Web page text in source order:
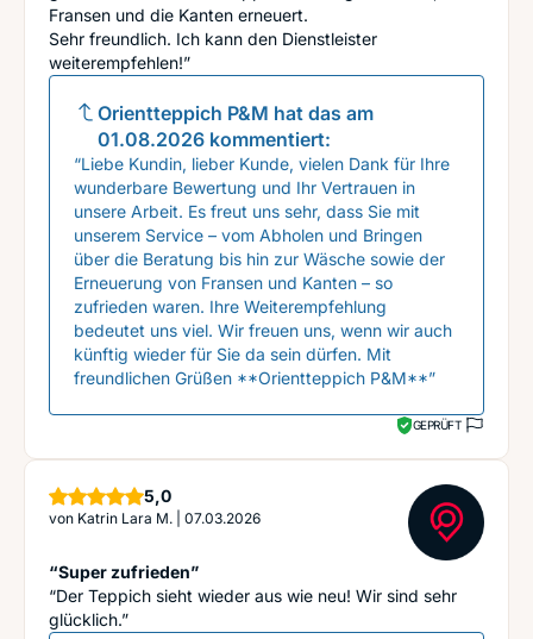
Fransen und die Kanten erneuert.
Sehr freundlich. Ich kann den Dienstleister
weiterempfehlen!”
Orientteppich P&M hat das am
01.08.2026 kommentiert:
“Liebe Kundin, lieber Kunde, vielen Dank für Ihre
wunderbare Bewertung und Ihr Vertrauen in
unsere Arbeit. Es freut uns sehr, dass Sie mit
unserem Service – vom Abholen und Bringen
über die Beratung bis hin zur Wäsche sowie der
Erneuerung von Fransen und Kanten – so
zufrieden waren. Ihre Weiterempfehlung
bedeutet uns viel. Wir freuen uns, wenn wir auch
künftig wieder für Sie da sein dürfen. Mit
freundlichen Grüßen **Orientteppich P&M**”
GEPRÜFT
5,0Sterne
von Katrin Lara M. 07.03.2026
“Super zufrieden”
“Der Teppich sieht wieder aus wie neu! Wir sind sehr
glücklich.”